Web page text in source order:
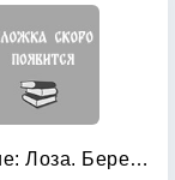
Плетение: Лоза. Береста. Рогоза. Соломка. Тростник: Справочник